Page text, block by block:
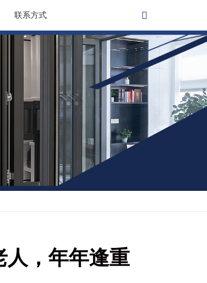
联系方式
人，年年逢重